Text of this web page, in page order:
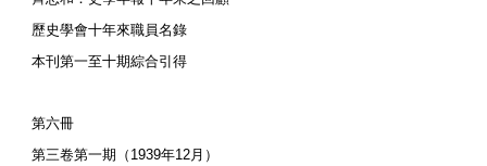
歷史學會十年來職員名錄
本刊第一至十期綜合引得
第六冊
第三卷第一期（1939年12月）